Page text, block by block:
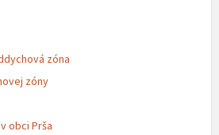
zóna
zóny
obci Prša